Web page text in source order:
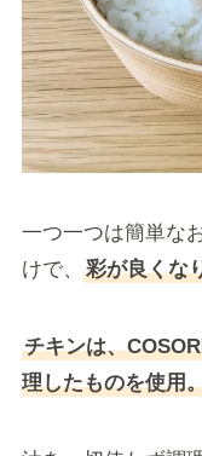
一つ一つは簡単な
けで、
彩が良くな
チキンは、
理したものを使用